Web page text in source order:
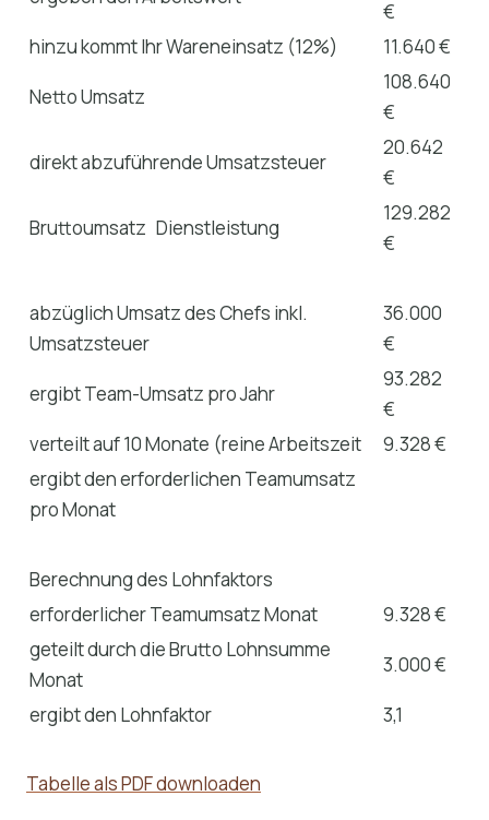
€
hinzu kommt Ihr Wareneinsatz (12%)
11.640 €
Netto Umsatz
108.640
€
direkt abzuführende Umsatzsteuer
20.642
€
Bruttoumsatz Dienstleistung
129.282
€
abzüglich Umsatz des Chefs inkl.
Umsatzsteuer
36.000
€
ergibt Team-Umsatz pro Jahr
93.282
€
verteilt auf 10 Monate (reine Arbeitszeit
9.328 €
ergibt den erforderlichen Teamumsatz
pro Monat
Berechnung des Lohnfaktors
erforderlicher Teamumsatz Monat
9.328 €
geteilt durch die Brutto Lohnsumme
Monat
3.000 €
ergibt den Lohnfaktor
3,1
Tabelle als PDF downloaden